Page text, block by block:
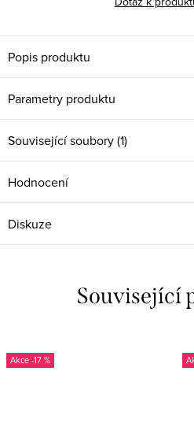
Popis produktu
Parametry produktu
Související soubory (1)
Hodnocení
Diskuze
Související
-17 %